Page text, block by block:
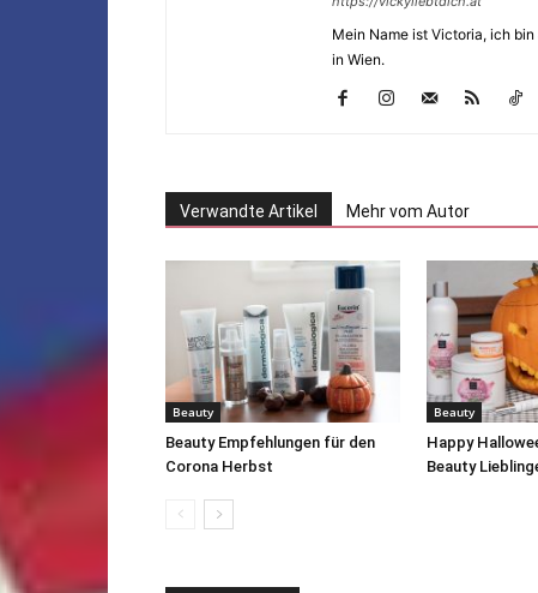
Mein Name ist Victoria, ich
in Wien.
Verwandte Artikel Mehr vom Autor
Beauty
Beauty Empfehlungen für den
Corona Herbst
Beauty
Happy
Beauty